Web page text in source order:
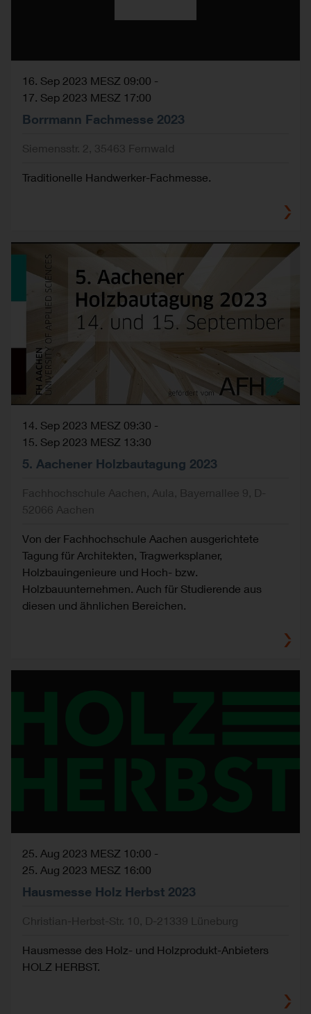
16. Sep 2023 MESZ 09:00 -
17. Sep 2023 MESZ 17:00
Borrmann Fachmesse 2023
Siemensstr. 2, 35463 Fernwald
Traditionelle Handwerker-Fachmesse.
14. Sep 2023 MESZ 09:30 -
15. Sep 2023 MESZ 13:30
5. Aachener Holzbautagung 2023
Fachhochschule Aachen, Aula, Bayernallee 9, D-
52066 Aachen
Von der Fachhochschule Aachen ausgerichtete
Tagung für Architekten, Tragwerksplaner,
Holzbauingenieure und Hoch- bzw.
Holzbauunternehmen. Auch für Studierende aus
diesen und ähnlichen Bereichen.
25. Aug 2023 MESZ 10:00 -
25. Aug 2023 MESZ 16:00
Hausmesse Holz Herbst 2023
Christian-Herbst-Str. 10, D-21339 Lüneburg
Hausmesse des Holz- und Holzprodukt-Anbieters
HOLZ HERBST.